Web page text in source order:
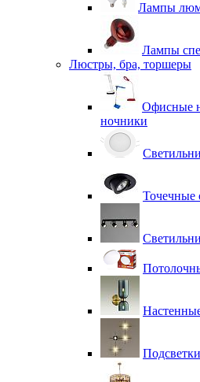
Лампы
Лампы
Люстры, бра, торшеры
Офисные
ночники
Точечные
Подсветки